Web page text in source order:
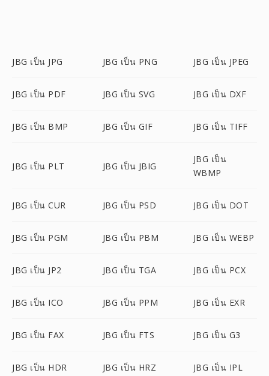
JBG เป็น JPG JBG เป็น PNG JBG เป็น JPEG
JBG เป็น PDF JBG เป็น SVG JBG เป็น DXF
JBG เป็น BMP JBG เป็น GIF JBG เป็น TIFF
JBG เป็น PLT JBG เป็น JBIG
JBG เป็น
WBMP
JBG เป็น CUR JBG เป็น PSD JBG เป็น DOT
JBG เป็น PGM JBG เป็น PBM JBG เป็น WEBP
JBG เป็น JP2 JBG เป็น TGA JBG เป็น PCX
JBG เป็น ICO JBG เป็น PPM JBG เป็น EXR
JBG เป็น FAX JBG เป็น FTS JBG เป็น G3
JBG เป็น HDR JBG เป็น HRZ JBG เป็น IPL